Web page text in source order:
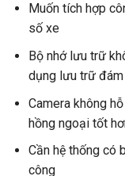
Muốn tích hợp
số xe
Bộ nhớ lưu trữ
dụng lưu trữ
Camera không
hồng ngoại tốt
Cần hệ thống có
công